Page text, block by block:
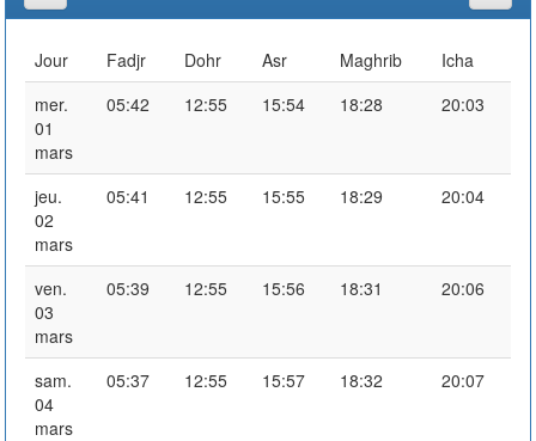
Jour Fadjr Dohr Asr Maghrib
Icha
mer.
01
mars
05:42 12:55 15:54 18:28 20:03
jeu.
02
mars
05:41 12:55 15:55 18:29 20:04
ven.
03
mars
05:39 12:55 15:56 18:31 20:06
sam.
04
mars
05:37 12:55 15:57 18:32 20:07